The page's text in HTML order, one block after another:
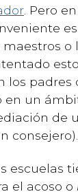
. Pero
o
los padres
en un
de
consejero).
escuelas
el acoso o